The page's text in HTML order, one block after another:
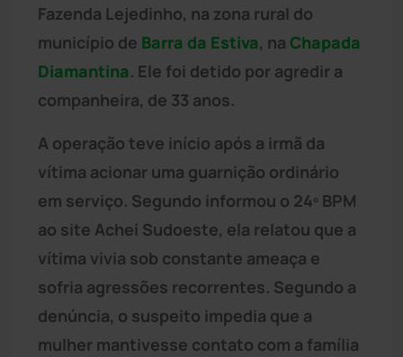
Fazenda Lejedinho, na zona rural do
município de Barra da Estiva, na Chapada
Diamantina. Ele foi detido por agredir a
companheira, de 33 anos.
A operação teve início após a irmã da
vítima acionar uma guarnição ordinário
em serviço. Segundo informou o 24º BPM
ao site Achei Sudoeste, ela relatou que a
vítima vivia sob constante ameaça e
sofria agressões recorrentes. Segundo a
denúncia, o suspeito impedia que a
mulher mantivesse contato com a família